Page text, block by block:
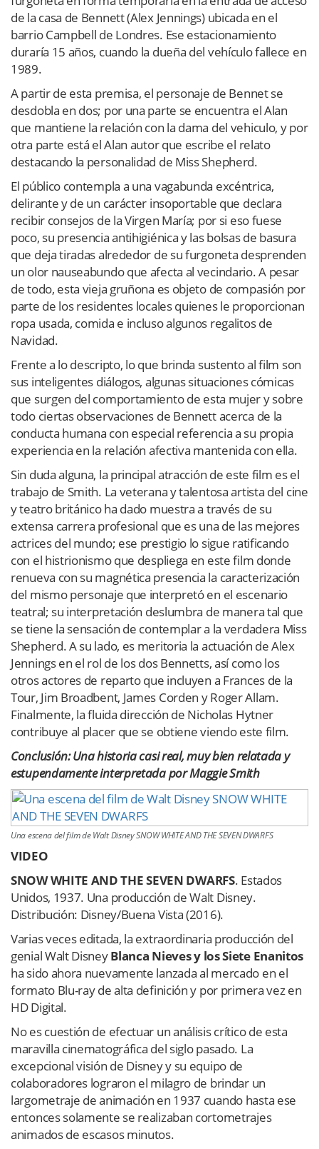
de la casa de Bennett (Alex Jennings) ubicada en el
barrio Campbell de Londres. Ese estacionamiento
duraría 15 años, cuando la dueña del vehículo fallece en
1989.
A partir de esta premisa, el personaje de Bennet se
desdobla en dos; por una parte se encuentra el Alan
que mantiene la relación con la dama del vehiculo, y por
otra parte está el Alan autor que escribe el relato
destacando la personalidad de Miss Shepherd.
El público contempla a una vagabunda excéntrica,
delirante y de un carácter insoportable que declara
recibir consejos de la Virgen María; por si eso fuese
poco, su presencia antihigiénica y las bolsas de basura
que deja tiradas alrededor de su furgoneta desprenden
un olor nauseabundo que afecta al vecindario. A pesar
de todo, esta vieja gruñona es objeto de compasión por
parte de los residentes locales quienes le proporcionan
ropa usada, comida e incluso algunos regalitos de
Navidad.
Frente a lo descripto, lo que brinda sustento al film son
sus inteligentes diálogos, algunas situaciones cómicas
que surgen del comportamiento de esta mujer y sobre
todo ciertas observaciones de Bennett acerca de la
conducta humana con especial referencia a su propia
experiencia en la relación afectiva mantenida con ella.
Sin duda alguna, la principal atracción de este film es el
trabajo de Smith. La veterana y talentosa artista del cine
y teatro británico ha dado muestra a través de su
extensa carrera profesional que es una de las mejores
actrices del mundo; ese prestigio lo sigue ratificando
con el histrionismo que despliega en este film donde
renueva con su magnética presencia la caracterización
del mismo personaje que interpretó en el escenario
teatral; su interpretación deslumbra de manera tal que
se tiene la sensación de contemplar a la verdadera Miss
Shepherd. A su lado, es meritoria la actuación de Alex
Jennings en el rol de los dos Bennetts, así como los
otros actores de reparto que incluyen a Frances de la
Tour, Jim Broadbent, James Corden y Roger Allam.
Finalmente, la fluida dirección de Nicholas Hytner
contribuye al placer que se obtiene viendo este film.
Conclusión: Una historia casi real, muy bien relatada y
estupendamente interpretada por Maggie Smith
Una escena del film de Walt Disney SNOW WHITE AND THE SEVEN DWARFS
VIDEO
SNOW WHITE AND THE SEVEN DWARFS. Estados
Unidos, 1937. Una producción de Walt Disney.
Distribución: Disney/Buena Vista (2016).
Varias veces editada, la extraordinaria producción del
genial Walt DisneyBlanca Nievesy los Siete Enanitos
ha sido ahora nuevamente lanzada al mercado en el
formato Blu-ray de alta definición y por primera vez en
HD Digital.
No es cuestión de efectuar un análisis crítico de esta
maravilla cinematográfica del siglo pasado. La
excepcional visión de Disney y su equipo de
colaboradores lograron el milagro de brindar un
largometraje de animación en 1937 cuando hasta ese
entonces solamente se realizaban cortometrajes
animados de escasos minutos.